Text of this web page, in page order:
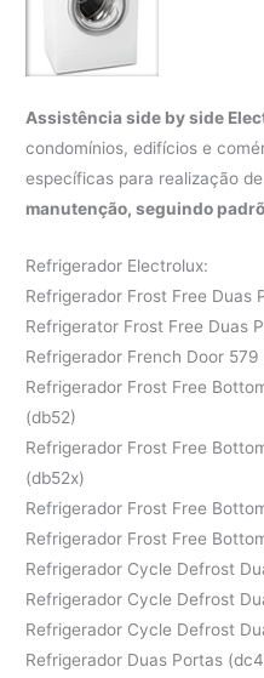
Assistência side by side
condomínios, edifícios e
específicas para realização
manutenção, seguindo
Refrigerador Electrolux:
Refrigerador Frost Free Duas
Refrigerator Frost Free Duas
Refrigerador French Door
Refrigerador Frost Free
(db52)
Refrigerador Frost Free
(db52x)
Refrigerador Frost Free
Refrigerador Frost Free
Refrigerador Cycle Defrost
Refrigerador Cycle Defrost
Refrigerador Cycle Defrost
Refrigerador Duas Portas